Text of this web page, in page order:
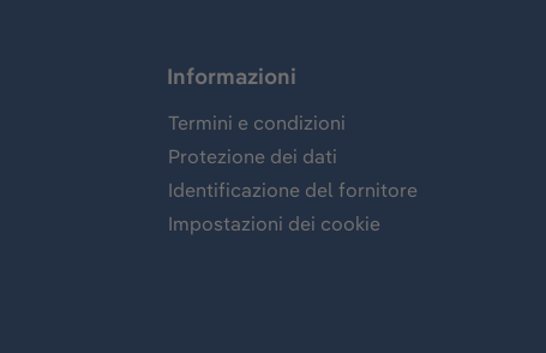
Informazioni
Termini e condizioni
Protezione dei dati
Identificazione del fornitore
Impostazioni dei cookie